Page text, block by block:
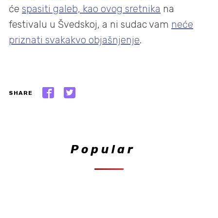
će spasiti galeb, kao ovog sretnika na
festivalu u Švedskoj, a ni sudac vam neće
priznati svakakvo objašnjenje.
SHARE
Popular